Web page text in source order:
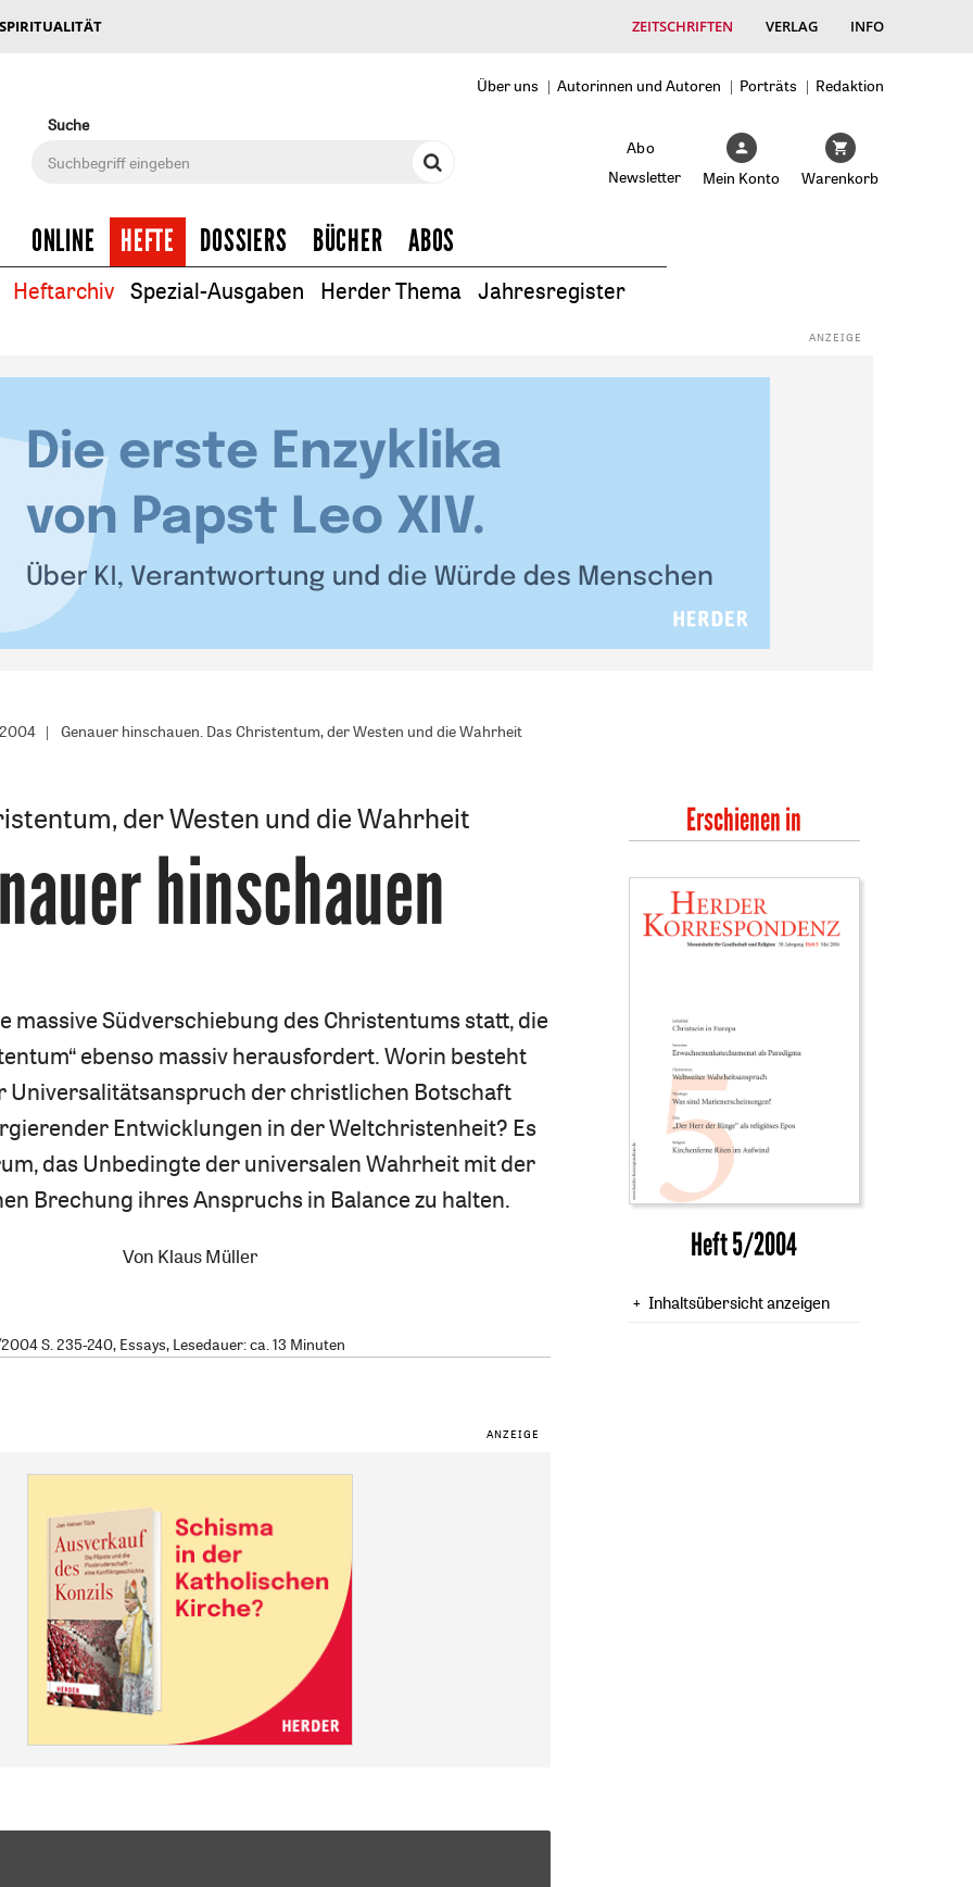
ZEITSCHRIFTEN VERLAG INFO
Über uns Autorinnen und Autoren Porträts
Redaktion
Suche
Abo
Newsletter
Mein Konto Warenkorb
ONLINE HEFTE DOSSIERS BÜCHER ABOS
Heftarchiv Spezial-Ausgaben Herder Thema Jahresregister
Genauer hinschauen. Das Christentum, der Westen und die Wahrheit
der Westen und die Wahrheit
:
hinschauen
massive Südverschiebung des Christentums statt, die
ebenso massiv herausfordert. Worin besteht
Universalitätsanspruch der christlichen Botschaft
Entwicklungen in der Weltchristenheit? Es
das Unbedingte der universalen Wahrheit mit der
Brechung ihres Anspruchs in Balance zu halten.
Von Klaus Müller
S. 235-240, Essays, Lesedauer: ca. 13 Minuten
Erschienen in
Heft 5/2004
Inhaltsübersicht anzeigen